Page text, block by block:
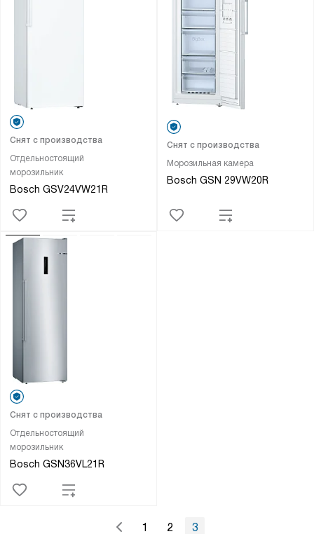
Отдельностоящий
морозильник
Bosch GSV24VW21R
Снят с производства
Морозильная камера
Bosch GSN 29VW20R
Снят с производства
Отдельностоящий
морозильник
Bosch GSN36VL21R
Снят с производства
1 2 3